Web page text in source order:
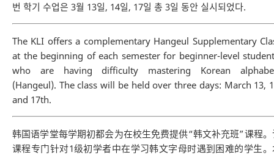
번 학기 수업은 3월 13일, 14일, 17일 총 3일 동안 실시되었다.
The KLI offers a complementary Hangeul Supplementary
at the beginning of each semester for beginner-level
who are having difficulty mastering Korean
(Hangeul). The class will be held over three days: March 13,
and 17th.
韩国语学堂每学期初都会为在校生免费提供“韩文补充班”课程
课程专门针对1级初学者中在学习韩文字母时遇到困难的学生。